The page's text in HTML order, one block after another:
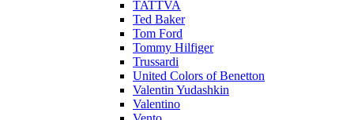
TATTVA
Ted Baker
Tom Ford
Tommy Hilfiger
Trussardi
United Colors of Benetton
Valentin Yudashkin
Valentino